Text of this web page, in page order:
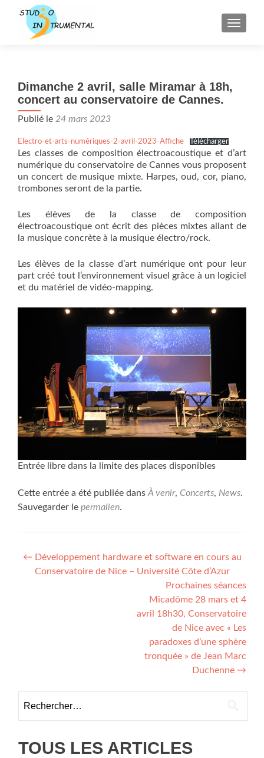
Dimanche 2 avril, salle Miramar à 18h,
concert au conservatoire de Cannes.
Publié le 24 mars 2023
Electro-et-arts-numériques-2-avril-2023-Affiche Télécharger
Les classes de composition électroacoustique et d’art
numérique du conservatoire de Cannes vous proposent
un concert de musique mixte. Harpes, oud, cor, piano,
trombones seront de la partie.
Les élèves de la classe de composition
électroacoustique ont écrit des pièces mixtes allant de
la musique concrète à la musique électro/rock.
Les élèves de la classe d’art numérique ont pour leur
part créé tout l’environnement visuel grâce à un logiciel
et du matériel de vidéo-mapping.
Entrée libre dans la limite des places disponibles
Cette entrée a été publiée dans À venir, Concerts, News.
Sauvegarder le permalien.
Navigation
de
← Développement hardware et software en cours au
Conservatoire de Nice – Université Côte d’Azur
Prochaines séances
Micadôme 28 mars et 4
avril 18h30, Conservatoire
de Nice avec « Les
paradoxes d’une sphère
tronquée » de Jean Marc
Duchenne →
TOUS LES ARTICLES